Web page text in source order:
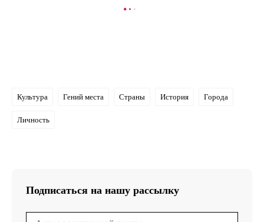
В КОРЗИНУ
Культура Гений места Страны История Города
Личность
Подписаться на нашу рассылку